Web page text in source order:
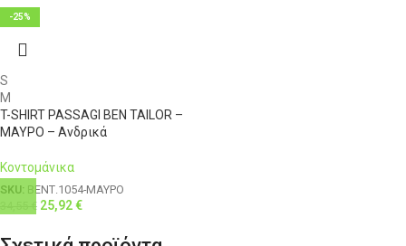
-25%
S
M
T-SHIRT PASSAGI BEN TAILOR –
ΜΑΥΡΟ – Ανδρικά
Κοντομάνικα
SKU: ΒΕΝΤ.1054-ΜΑΥΡΟ
€ 25,92€